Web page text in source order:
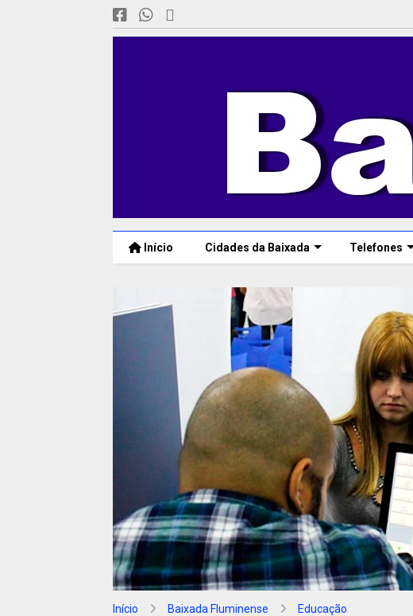
Início Cidades da Baixada Telefones
Início Baixada Fluminense Educação